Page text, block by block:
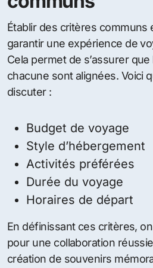
Établir des critères communs
garantir une expérience de
Cela permet de s’assurer
chacune sont alignées. Voici
discuter :
Budget de voyage
Style d’hébergement
Activités préférées
Durée du voyage
Horaires de départ
En définissant ces critères,
pour une collaboration
création de souvenirs